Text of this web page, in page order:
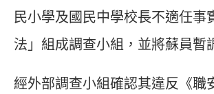
民小學及國民中學校長不適任事
法」組成調查小組，並將蘇員暫
經外部調查小組確認其違反《職